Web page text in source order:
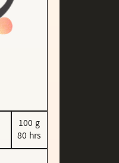
100 g
80 hrs